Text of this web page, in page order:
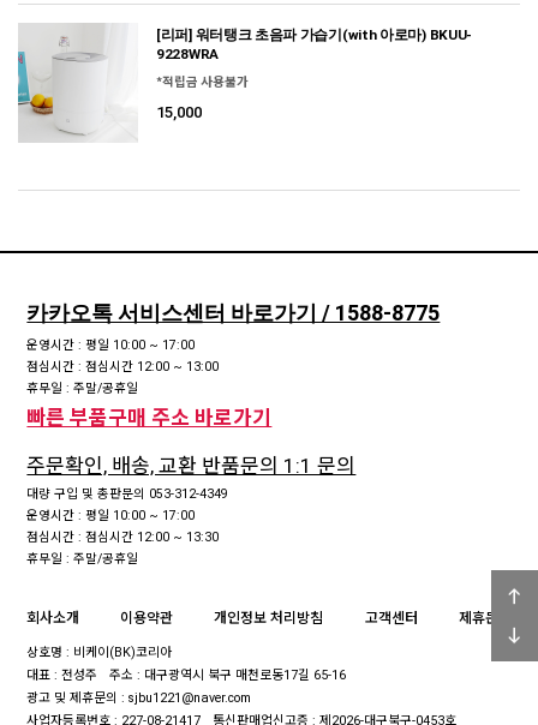
[리퍼] 워터탱크 초음파 가습기(with 아로마) BKUU-
9228WRA
*적립금 사용불가
15,000
카카오톡 서비스센터 바로가기 / 1588-8775
운영시간 : 평일 10:00 ~ 17:00
점심시간 : 점심시간 12:00 ~ 13:00
휴무일 : 주말/공휴일
빠른 부품구매 주소 바로가기
주문확인, 배송, 교환 반품문의 1:1 문의
대량 구입 및 총판문의 053-312-4349
운영시간 : 평일 10:00 ~ 17:00
점심시간 : 점심시간 12:00 ~ 13:30
휴무일 : 주말/공휴일
회사소개 이용약관 개인정보 처리방침 고객센터 제휴문의
상호명 : 비케이(BK)코리아
대표 : 전성주
주소 : 대구광역시 북구 매천로동17길 65-16
광고 및 제휴문의 : sjbu1221@naver.com
사업자등록번호 : 227-08-21417
통신판매업신고증 : 제2026-대구북구-0453호